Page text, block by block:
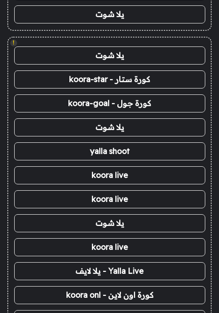
يلا شوت
!
يلا شوت
كورة ستار - koora-star
كورة جول - koora-goal
يلا شوت
yalla shoot
koora live
koora live
يلا شوت
koora live
Yalla Live - يلا لايف
كورة اون لاين - koora onl